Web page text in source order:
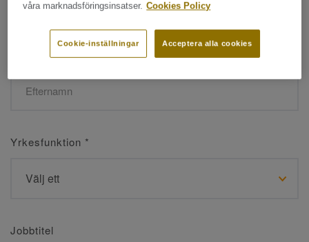
Efternamn*
Yrkesfunktion *
Jobbtitel
våra marknadsföringsinsatser. Cookies Policy
Acceptera alla cookies
Cookie-inställningar